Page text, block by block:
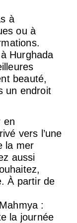
à
ou à
Hurghada
beauté,
un endroit
en
vers l’une
la mer
aussi
À partir de
:
la journée